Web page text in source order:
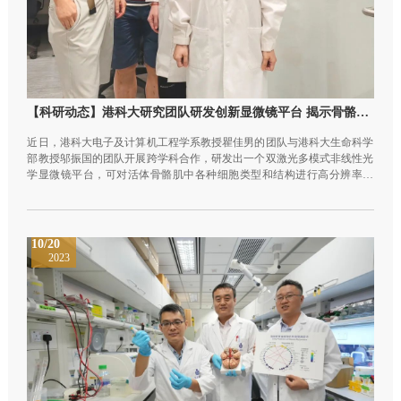
【科研动态】港科大研究团队研发创新显微镜平台 揭示骨骼肌再生中的复杂动态过程
近日，港科大电子及计算机工程学系教授瞿佳男的团队与港科大生命科学
部教授邬振国的团队开展跨学科合作，研发出一个双激光多模式非线性光
学显微镜平台，可对活体骨骼肌中各种细胞类型和结构进行高分辨率成
策略具有重大意义。而这种跨学科合作亦推动了创新的问题解决方案，促
进崭新研究方法和技巧的发展。
10/20
2023